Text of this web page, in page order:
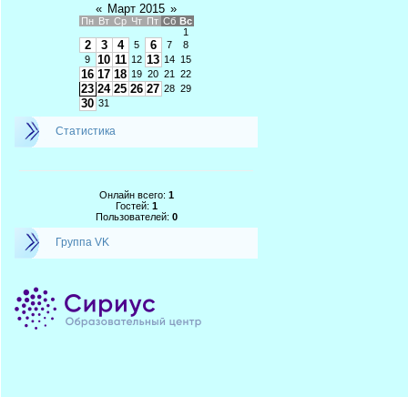
« Март 2015 »
Пн Вт Ср Чт Пт Сб Вс
1
2 3 4 5 6 7
8
9
10 11 12 13 14 15
16 17 18 19 20 21 22
23 24 25 26 27 28 29
30 31
Статистика
Онлайн всего: 1
Гостей: 1
Пользователей: 0
Группа VK